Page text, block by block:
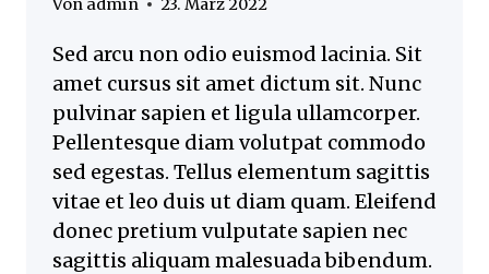
Von admin 23. März 2022
Sed arcu non odio euismod lacinia. Sit
amet cursus sit amet dictum sit. Nunc
pulvinar sapien et ligula ullamcorper.
Pellentesque diam volutpat commodo
sed egestas. Tellus elementum sagittis
vitae et leo duis ut diam quam. Eleifend
donec pretium vulputate sapien nec
sagittis aliquam malesuada bibendum.